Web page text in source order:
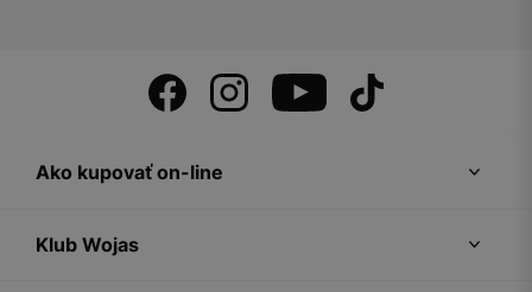
Ako kupovať on-line
Klub Wojas